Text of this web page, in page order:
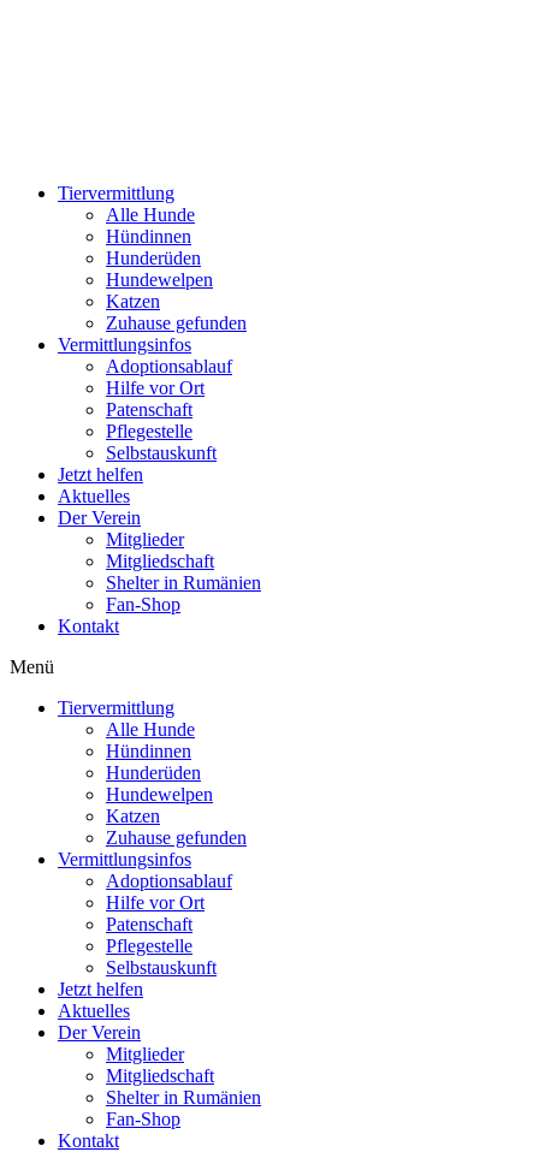
Tiervermittlung
Alle Hunde
Hündinnen
Hunderüden
Hundewelpen
Katzen
Zuhause gefunden
Vermittlungsinfos
Adoptionsablauf
Hilfe vor Ort
Patenschaft
Pflegestelle
Selbstauskunft
Jetzt helfen
Aktuelles
Der Verein
Mitglieder
Mitgliedschaft
Shelter in Rumänien
Fan-Shop
Kontakt
Menü
Tiervermittlung
Alle Hunde
Hündinnen
Hunderüden
Hundewelpen
Katzen
Zuhause gefunden
Vermittlungsinfos
Adoptionsablauf
Hilfe vor Ort
Patenschaft
Pflegestelle
Selbstauskunft
Jetzt helfen
Aktuelles
Der Verein
Mitglieder
Mitgliedschaft
Shelter in Rumänien
Fan-Shop
Kontakt